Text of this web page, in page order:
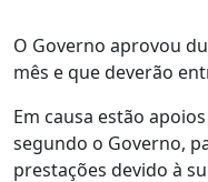
O Governo aprovou
mês e que deverão
Em causa estão
segundo o Governo,
prestações devido à